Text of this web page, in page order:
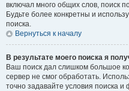
включал много общих слов, поиск
Будьте более конкретны и
поиска.
Вернуться к началу
В результате моего поиска я
Ваш поиск дал слишком большое
сервер не смог обработать.
точно задавайте условия поиска